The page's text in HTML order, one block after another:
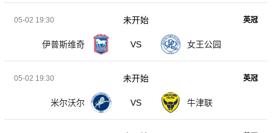
05-02 19:30 英冠
伊普斯维奇 VS 女王公园
未开始
05-02 19:30 英冠
米尔沃尔 VS 牛津联
未开始